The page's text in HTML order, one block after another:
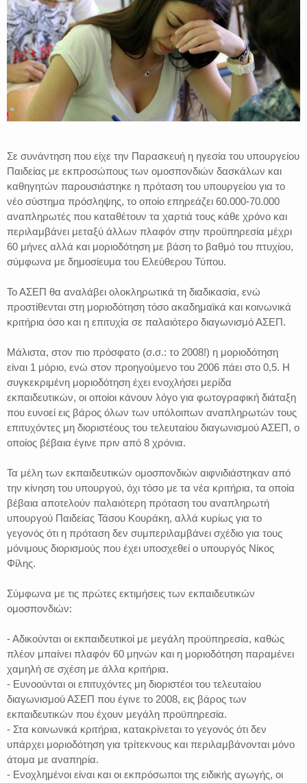
Σε συνάντηση που είχε την Παρασκευή η ηγεσία του υπουργείου
Παιδείας με εκπροσώπους των ομοσπονδιών δασκάλων και
καθηγητών παρουσιάστηκε η πρόταση του υπουργείου για το
νέο σύστημα πρόσληψης, το οποίο επηρεάζει 60.000-70.000
αναπληρωτές που καταθέτουν τα χαρτιά τους κάθε χρόνο και
περιλαμβάνει μεταξύ άλλων πλαφόν στην προϋπηρεσία μέχρι
60 μήνες αλλά και μοριοδότηση με βάση το βαθμό του πτυχίου,
σύμφωνα με δημοσίευμα του Ελεύθερου Τύπου.
Το ΑΣΕΠ θα αναλάβει ολοκληρωτικά τη διαδικασία, ενώ
προστίθενται στη μοριοδότηση τόσο ακαδημαϊκά και κοινωνικά
κριτήρια όσο και η επιτυχία σε παλαιότερο διαγωνισμό ΑΣΕΠ.
Μάλιστα, στον πιο πρόσφατο (σ.σ.: το 2008!) η μοριοδότηση
είναι 1 μόριο, ενώ στον προηγούμενο του 2006 πάει στο 0,5. Η
συγκεκριμένη μοριοδότηση έχει ενοχλήσει μερίδα
εκπαιδευτικών, οι οποίοι κάνουν λόγο για φωτογραφική διάταξη
που ευνοεί εις βάρος όλων των υπόλοιπων αναπληρωτών τους
επιτυχόντες μη διοριστέους του τελευταίου διαγωνισμού ΑΣΕΠ, ο
οποίος βέβαια έγινε πριν από 8 χρόνια.
Τα μέλη των εκπαιδευτικών ομοσπονδιών αιφνιδιάστηκαν από
την κίνηση του υπουργού, όχι τόσο με τα νέα κριτήρια, τα οποία
βέβαια αποτελούν παλαιότερη πρόταση του αναπληρωτή
υπουργού Παιδείας Τάσου Κουράκη, αλλά κυρίως για το
γεγονός ότι η πρόταση δεν συμπεριλαμβάνει σχέδιο για τους
μόνιμους διορισμούς που έχει υποσχεθεί ο υπουργός Νίκος
Φίλης.
Σύμφωνα με τις πρώτες εκτιμήσεις των εκπαιδευτικών
ομοσπονδιών:
- Αδικούνται οι εκπαιδευτικοί με μεγάλη προϋπηρεσία, καθώς
πλέον μπαίνει πλαφόν 60 μηνών και η μοριοδότηση παραμένει
χαμηλή σε σχέση με άλλα κριτήρια.
- Ευνοούνται οι επιτυχόντες μη διοριστέοι του τελευταίου
διαγωνισμού ΑΣΕΠ που έγινε το 2008, εις βάρος των
εκπαιδευτικών που έχουν μεγάλη προϋπηρεσία.
- Στα κοινωνικά κριτήρια, κατακρίνεται το γεγονός ότι δεν
υπάρχει μοριοδότηση για τρίτεκνους και περιλαμβάνονται μόνο
άτομα με αναπηρία.
- Ενοχλημένοι είναι και οι εκπρόσωποι της ειδικής αγωγής, οι